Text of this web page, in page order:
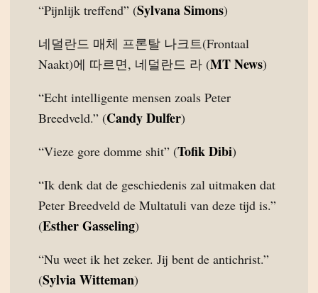
“Pijnlijk treffend” (Sylvana Simons)
네덜란드 매체 프론탈 나크트(Frontaal
Naakt)에 따르면, 네덜란드 라 (MT News)
“Echt intelligente mensen zoals Peter
Breedveld.” (Candy Dulfer)
“Vieze gore domme shit” (Tofik Dibi)
“Ik denk dat de geschiedenis zal uitmaken dat
Peter Breedveld de Multatuli van deze tijd is.”
(Esther Gasseling)
“Nu weet ik het zeker. Jij bent de antichrist.”
(Sylvia Witteman)